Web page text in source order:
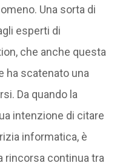
Una sorta di
esperti di
che anche questa
ha scatenato una
Da quando la
intenzione di citare
informatica, è
rincorsa continua tra